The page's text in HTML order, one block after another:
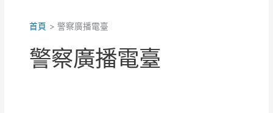
首頁 警察廣播電臺
警察廣播電臺